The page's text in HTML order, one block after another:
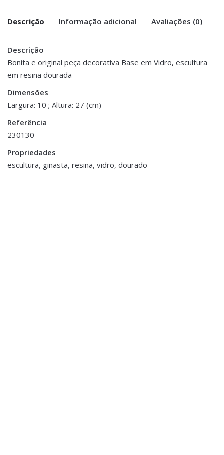
Descrição Informação adicional Avaliações (0)
Descrição
Bonita e original peça decorativa Base em Vidro, escultura
em resina dourada
Dimensões
Largura: 10 ; Altura: 27 (cm)
Referência
230130
Propriedades
escultura, ginasta, resina, vidro, dourado
Peso 2 kg
Dimensões 30 × 10 × 27 cm
There are no reviews yet.
Be the first to review “Figura Decorativa
Ginasta – Vidro e Resina”
You must be <a href="https://www.homeart.pt/minha-
conta/">logged in</a> to post a review.